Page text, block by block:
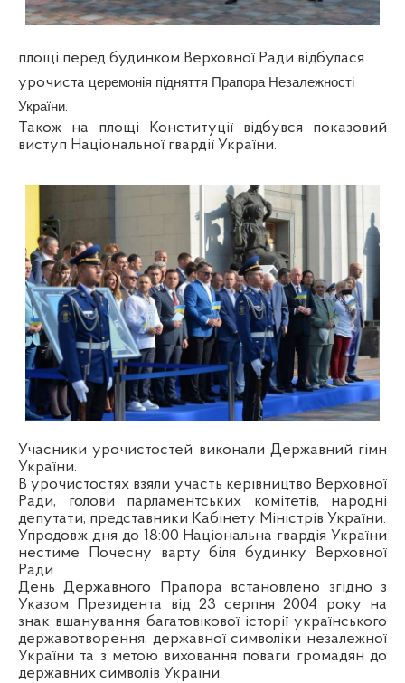
площі перед будинком Верховної Ради відбулася
урочиста церемонія підняття Прапора Незалежності
України.
Також на площі Конституції відбувся показовий
виступ Національної гвардії України.
Учасники урочистостей виконали Державний гімн
України.
В урочистостях взяли участь керівництво Верховної
Ради, голови парламентських комітетів, народні
депутати, представники Кабінету Міністрів України.
Упродовж дня до 18:00 Національна гвардія України
нестиме Почесну варту біля будинку Верховної
Ради.
День Державного Прапора встановлено згідно з
Указом Президента від 23 серпня 2004 року на
знак вшанування багатовікової історії українського
державотворення, державної символіки незалежної
України та з метою виховання поваги громадян до
державних символів України.